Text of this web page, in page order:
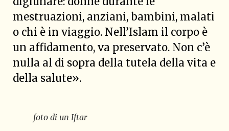
mestruazioni, anziani, bambini, malati
o chi è in viaggio. Nell’Islam il corpo è
un affidamento, va preservato. Non c’è
nulla al di sopra della tutela della vita e
della salute».
foto di un Iftar